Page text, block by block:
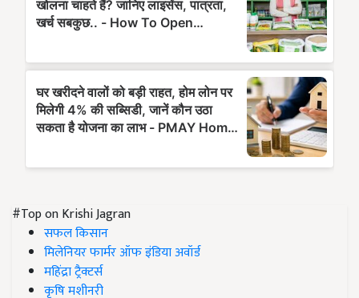
#Top on Krishi Jagran
सफल किसान
मिलेनियर फार्मर ऑफ इंडिया अवॉर्ड
महिंद्रा ट्रैक्टर्स
कृषि मशीनरी